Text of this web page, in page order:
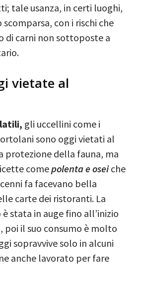
tale usanza, in certi luoghi,
con i rischi che
di carni non sottoposte a
vietate al
gli uccellini come i
sono oggi vietati al
protezione della fauna, ma
comepolenta e oseiche
fa facevano bella
carte dei ristoranti. La
è stata in auge fino all’inizio
poi il suo consumo è molto
sopravvive solo in alcuni
anche lavorato per fare